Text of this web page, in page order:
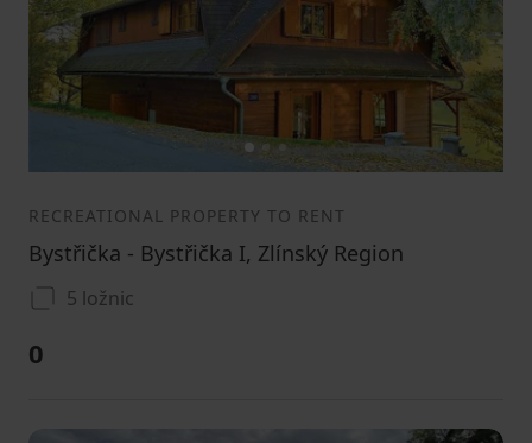
1 2
RECREATIONAL PROPERTY TO RENT
Bystřička - Bystřička I, Zlínský Region
5 ložnic
0